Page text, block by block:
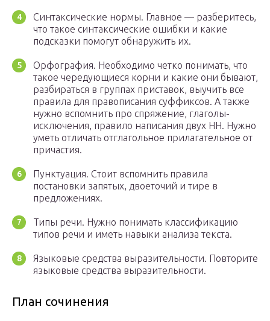
Синтаксические нормы. Главное — разберитесь,
что такое синтаксические ошибки и какие
подсказки помогут обнаружить их.
Орфография. Необходимо четко понимать, что
такое чередующиеся корни и какие они бывают,
разбираться в группах приставок, выучить все
правила для правописания суффиксов. А также
нужно вспомнить про спряжение, глаголы-
исключения, правило написания двух НН. Нужно
уметь отличать отглагольное прилагательное от
причастия.
Пунктуация. Стоит вспомнить правила
постановки запятых, двоеточий и тире в
предложениях.
Типы речи. Нужно понимать классификацию
типов речи и иметь навыки анализа текста.
Языковые средства выразительности. Повторите
языковые средства выразительности.
План сочинения